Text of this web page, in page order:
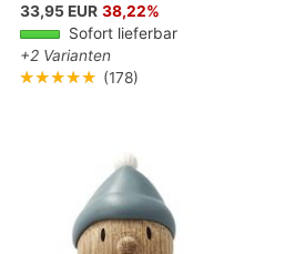
33,95 EUR 38,22%
Sofort lieferbar
+2 Varianten
★★★★★ (178)